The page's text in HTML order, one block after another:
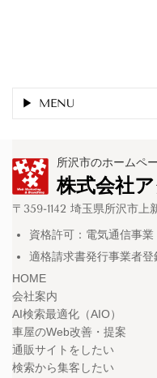
MENU
所沢市のホームペ
株式会社
〒359-1142 埼玉県所沢市上
資格許可：電気通信事業
適格請求書発行事業者登
HOME
会社案内
AI検索最適化（AIO）
車屋のWeb改善・提案
通販サイトをしたい
検索から集客したい